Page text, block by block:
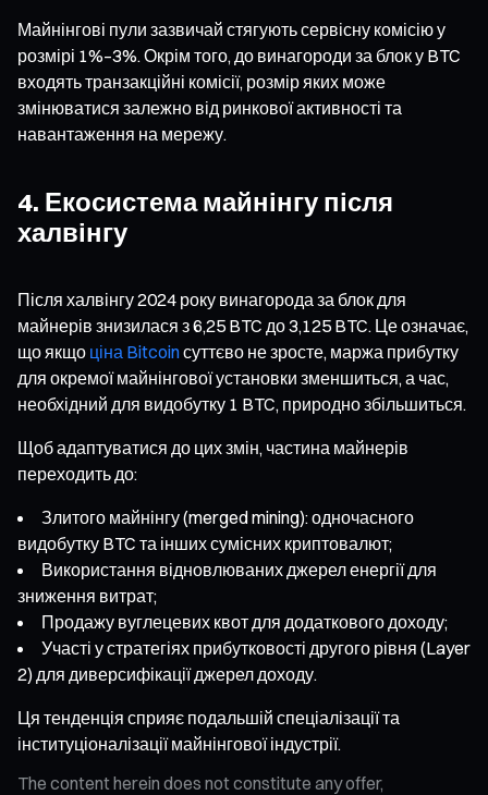
Майнінгові пули зазвичай стягують сервісну комісію у
розмірі 1%–3%. Окрім того, до винагороди за блок у BTC
входять транзакційні комісії, розмір яких може
змінюватися залежно від ринкової активності та
навантаження на мережу.
4. Екосистема майнінгу після
халвінгу
Після халвінгу 2024 року винагорода за блок для
майнерів знизилася з 6,25 BTC до 3,125 BTC. Це означає,
що якщо ціна Bitcoinсуттєво не зросте, маржа прибутку
для окремої майнінгової установки зменшиться, а час,
необхідний для видобутку 1 BTC, природно збільшиться.
Щоб адаптуватися до цих змін, частина майнерів
переходить до:
Злитого майнінгу (merged mining): одночасного
видобутку BTC та інших сумісних криптовалют;
Використання відновлюваних джерел енергії для
зниження витрат;
Продажу вуглецевих квот для додаткового доходу;
Участі у стратегіях прибутковості другого рівня (Layer
2) для диверсифікації джерел доходу.
Ця тенденція сприяє подальшій спеціалізації та
інституціоналізації майнінгової індустрії.
The content herein does not constitute any offer,